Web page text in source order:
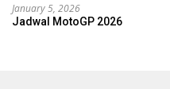
January 5, 2026
Jadwal MotoGP 2026